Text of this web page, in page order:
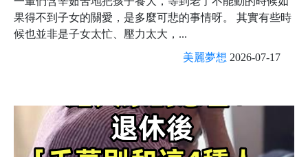
果得不到子女的關愛，是多麼可悲的事情呀。 其實有些時
候也並非是子女太忙、壓力太大，...
美麗夢想 2026-07-17